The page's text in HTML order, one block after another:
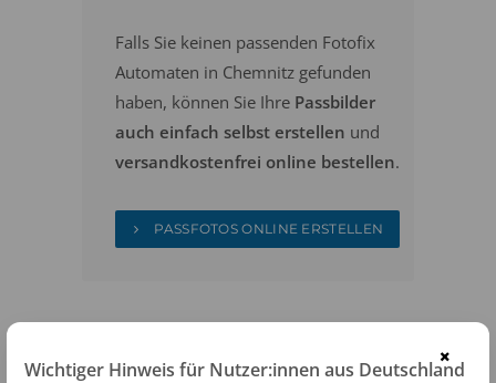
Falls Sie keinen passenden Fotofix
Automaten in Chemnitz gefunden
haben, können Sie Ihre Passbilder
auch einfach selbst erstellen und
versandkostenfrei online bestellen.
PASSFOTOS ONLINE ERSTELLEN
×
Wichtiger Hinweis für Nutzer:innen aus Deutschland